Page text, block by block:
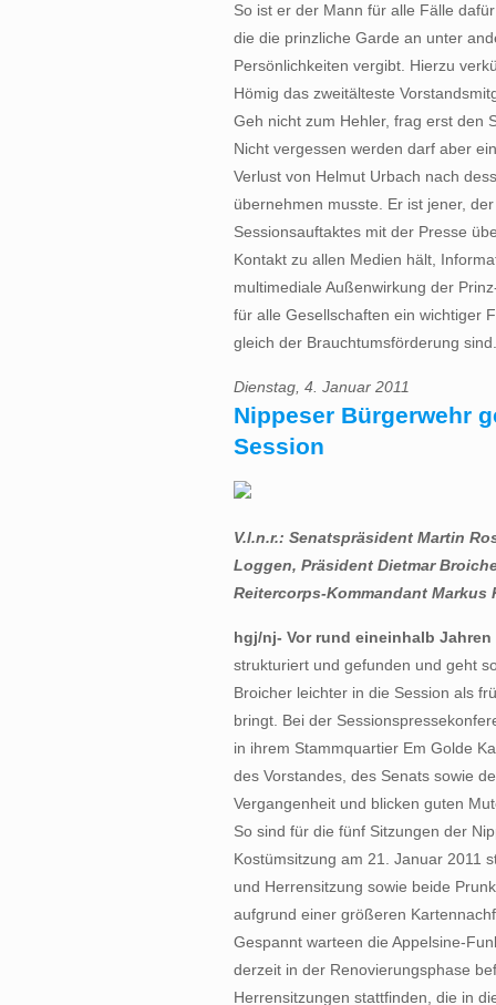
So ist er der Mann für alle Fälle
die die prinzliche Garde an unter
Persönlichkeiten vergibt. Hierzu
Hömig das zweitälteste
Geh nicht zum Hehler, frag erst den
Nicht vergessen werden darf aber
Verlust von Helmut Urbach nach
übernehmen musste. Er ist jener,
Sessionsauftaktes mit der Presse
Kontakt zu allen Medien hält,
multimediale Außenwirkung der
für alle Gesellschaften ein wichtiger
gleich der Brauchtumsförderung sind.
Dienstag, 4. Januar 2011
Nippeser Bürgerwehr
Session
V.l.n.r.: Senatspräsident Martin
Loggen, Präsident Dietmar
Reitercorps-Kommandant Markus
hgj/nj- Vor rund eineinhalb Jahren
strukturiert und gefunden und geht
Broicher leichter in die Session als
bringt. Bei der
in ihrem Stammquartier Em Golde
des Vorstandes, des Senats sowie
Vergangenheit und blicken guten
So sind für die fünf Sitzungen der
Kostümsitzung am 21. Januar 2011
und Herrensitzung sowie beide
aufgrund einer größeren
Gespannt warteen die Appelsine-
derzeit in der Renovierungsphase
Herrensitzungen stattfinden, die in